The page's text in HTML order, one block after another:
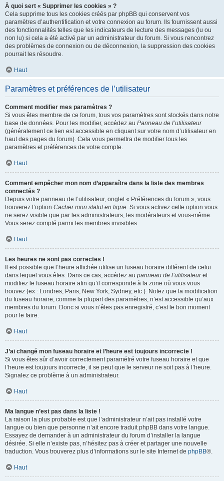
À quoi sert « Supprimer les cookies » ?
Cela supprime tous les cookies créés par phpBB qui conservent vos
paramètres d’authentification et votre connexion au forum. Ils fournissent aussi
des fonctionnalités telles que les indicateurs de lecture des messages (lu ou
non lu) si cela a été activé par un administrateur du forum. Si vous rencontrez
des problèmes de connexion ou de déconnexion, la suppression des cookies
pourrait les résoudre.
Haut
Paramètres et préférences de l’utilisateur
Comment modifier mes paramètres ?
Si vous êtes membre de ce forum, tous vos paramètres sont stockés dans notre
base de données. Pour les modifier, accédez au Panneau de l’utilisateur
(généralement ce lien est accessible en cliquant sur votre nom d’utilisateur en
haut des pages du forum). Cela vous permettra de modifier tous les
paramètres et préférences de votre compte.
Haut
Comment empêcher mon nom d’apparaître dans la liste des membres
connectés ?
Depuis votre panneau de l’utilisateur, onglet « Préférences du forum », vous
trouverez l’option Cacher mon statut en ligne. Si vous activez cette option vous
ne serez visible que par les administrateurs, les modérateurs et vous-même.
Vous serez compté parmi les membres invisibles.
Haut
Les heures ne sont pas correctes !
Il est possible que l’heure affichée utilise un fuseau horaire différent de celui
dans lequel vous êtes. Dans ce cas, accédez au panneau de l’utilisateuret
modifiez le fuseau horaire afin qu’il corresponde à la zone où vous vous
trouvez (ex : Londres, Paris, New York, Sydney, etc.). Notez que la modification
du fuseau horaire, comme la plupart des paramètres, n’est accessible qu’aux
membres du forum. Donc si vous n’êtes pas enregistré, c’est le bon moment
pour le faire.
Haut
J’ai changé mon fuseau horaire et l’heure est toujours incorrecte !
Si vous êtes sûr d’avoir correctement paramétré votre fuseau horaire et que
l’heure est toujours incorrecte, il se peut que le serveur ne soit pas à l’heure.
Signalez ce problème à un administrateur.
Haut
Ma langue n’est pas dans la liste !
La raison la plus probable est que l’administrateur n’ait pas installé votre
langue ou bien que personne n’ait encore traduit phpBB dans votre langue.
Essayez de demander à un administrateur du forum d’installer la langue
désirée. Si elle n’existe pas, n’hésitez pas à créer et partager une nouvelle
traduction. Vous trouverez plus d’informations sur le site Internet de phpBB®.
Haut